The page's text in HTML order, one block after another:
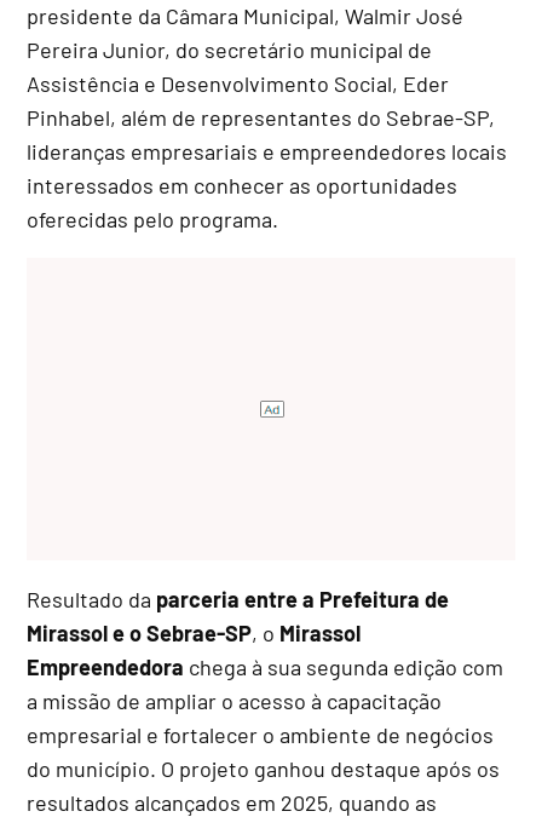
presidente da Câmara Municipal, Walmir José
Pereira Junior, do secretário municipal de
Assistência e Desenvolvimento Social, Eder
Pinhabel, além de representantes do Sebrae-SP,
lideranças empresariais e empreendedores locais
interessados em conhecer as oportunidades
oferecidas pelo programa.
Resultado da parceria entre a Prefeitura de
Mirassol e o Sebrae-SP, o Mirassol
Empreendedora chega à sua segunda edição com
a missão de ampliar o acesso à capacitação
empresarial e fortalecer o ambiente de negócios
do município. O projeto ganhou destaque após os
resultados alcançados em 2025, quando as